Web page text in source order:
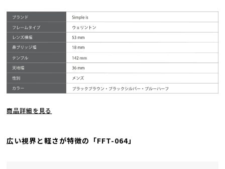
商品詳細を見る
広い視界と軽さが特徴の「FFT-064」